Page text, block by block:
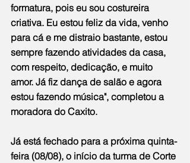
formatura, pois eu sou costureira
criativa. Eu estou feliz da vida, venho
para cá e me distraio bastante, estou
sempre fazendo atividades da casa,
com respeito, dedicação, e muito
amor. Já fiz dança de salão e agora
estou fazendo música", completou a
moradora do Caxito.
Já está fechado para a próxima quinta-
feira (08/08), o início da turma de Corte